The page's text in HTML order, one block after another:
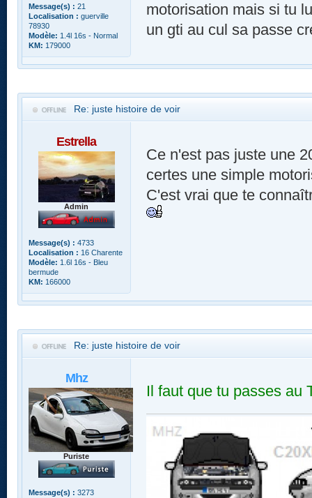
Message(s) : 21
Localisation : guerville
78930
Modèle: 1.4l 16s - Normal
KM: 179000
motorisation mais si tu
un gti au cul sa passe
Re: juste histoire de voir
Estrella
Admin
Message(s) : 4733
Localisation : 16 Charente
Modèle: 1.6l 16s - Bleu
bermude
KM: 166000
Ce n'est pas juste une
certes une simple
C'est vrai que te
Re: juste histoire de voir
Mhz
Puriste
Message(s) : 3273
Il faut que tu passes au